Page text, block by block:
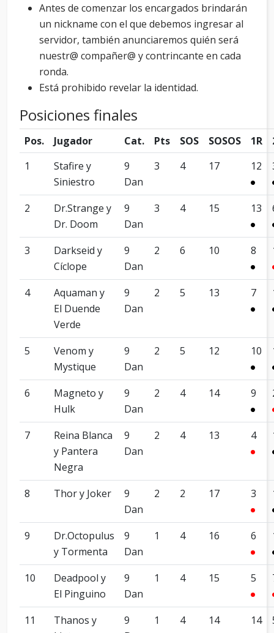
Antes de comenzar los encargados brindarán
un nickname con el que debemos ingresar al
servidor, también anunciaremos quién será
nuestr@ compañer@ y contrincante en cada
ronda.
Está prohibido revelar la identidad.
Posiciones finales
Pos. Jugador Cat. Pts SOS SOSOS 1R
1
Stafire y
Siniestro
9
Dan
3 4 17 12
2
Dr.Strange y
Dr. Doom
9
Dan
3 4 15 13
3
Darkseid y
Cíclope
9
Dan
2 6 10 8
4
Aquaman y
El Duende
Verde
9
Dan
2 5 13 7
5
Venom y
Mystique
9
Dan
2 5 12 10
6
Magneto y
Hulk
9
Dan
2 4 14 9
7
Reina Blanca
y Pantera
Negra
9
Dan
2 4 13 4
8 Thor y Joker
9
Dan
2 2 17 3
9
Dr.Octopulus
y Tormenta
9
Dan
1 4 16 6
10
Deadpool y
El Pinguino
9
Dan
1 4 15 5
11
Thanos y
9
1 4 14 14